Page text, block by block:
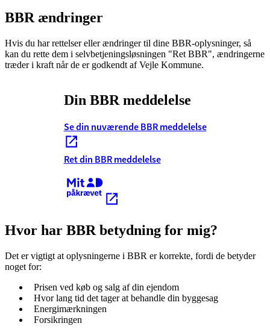
BBR ændringer
Hvis du har rettelser eller ændringer til dine BBR-oplysninger, så
kan du rette dem i selvbetjeningsløsningen "Ret BBR", ændringerne
træder i kraft når de er godkendt af Vejle Kommune.
Din BBR meddelelse
Se din nuværende BBR meddelelse
Ret din BBR meddelelse
Kræver MitID
Hvor har BBR betydning for mig?
Det er vigtigt at oplysningerne i BBR er korrekte, fordi de betyder
noget for:
Prisen ved køb og salg af din ejendom
Hvor lang tid det tager at behandle din byggesag
Energimærkningen
Forsikringen